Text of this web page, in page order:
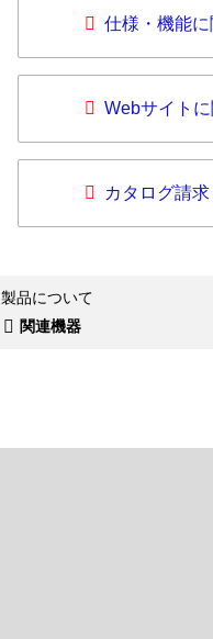
仕様・機能
Webサイト
カタログ請求
製品について
関連機器